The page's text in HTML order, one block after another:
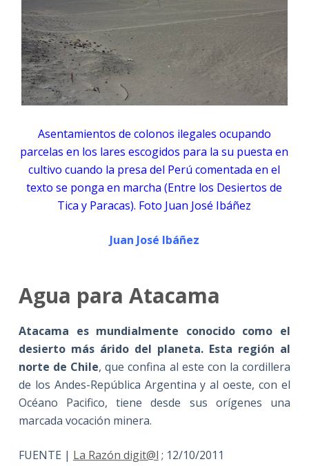
Asentamientos de colonos ilegales ocupando
parcelas en los lares escogidos para la su puesta en
cultivo cuando la presa del Perú comentada en el
texto se ponga en marcha (Entre los Desiertos de
Tica y Paracas). Foto Juan José Ibáñez
Juan José Ibáñez
Agua para Atacama
Atacama es mundialmente conocido como el
desierto más árido del planeta. Esta región al
norte de Chile, que confina al este con la cordillera
de los Andes-República Argentina y al oeste, con el
Océano Pacifico, tiene desde sus orígenes una
marcada vocación minera.
FUENTE | La Razón digit@l ; 12/10/2011